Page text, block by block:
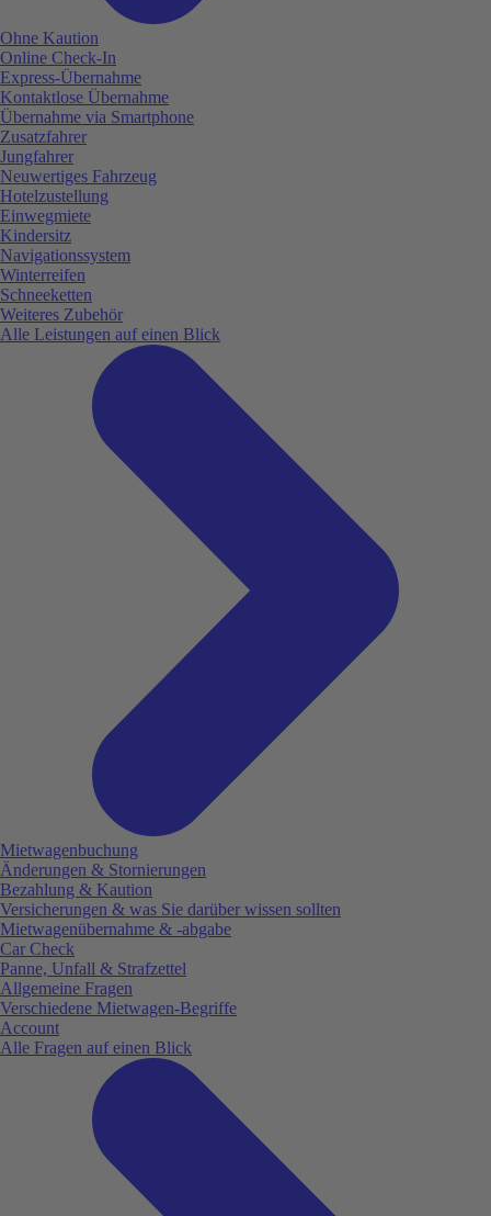
Ohne Kaution
Online Check-In
Express-Übernahme
Kontaktlose Übernahme
Übernahme via Smartphone
Zusatzfahrer
Jungfahrer
Neuwertiges Fahrzeug
Hotelzustellung
Einwegmiete
Kindersitz
Navigationssystem
Winterreifen
Schneeketten
Weiteres Zubehör
Alle Leistungen auf einen Blick
Mietwagenbuchung
Änderungen & Stornierungen
Bezahlung & Kaution
Versicherungen & was Sie darüber wissen sollten
Mietwagenübernahme & -abgabe
Car Check
Panne, Unfall & Strafzettel
Allgemeine Fragen
Verschiedene Mietwagen-Begriffe
Account
Alle Fragen auf einen Blick